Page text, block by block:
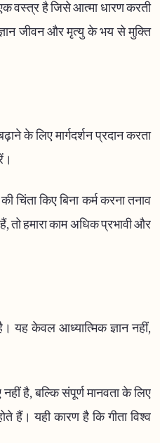
वस्त्र है जिसे आत्मा धारण करती
जीवन और मृत्यु के भय से मुक्ति
के लिए मार्गदर्शन प्रदान करता
चिंता किए बिना कर्म करना तनाव
तो हमारा काम अधिक प्रभावी और
यह केवल आध्यात्मिक ज्ञान नहीं,
है, बल्कि संपूर्ण मानवता के लिए
हैं। यही कारण है कि गीता विश्व